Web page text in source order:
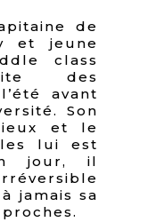
de
et jeune
class
des
avant
Son
et le
lui est
jour, il
jamais sa